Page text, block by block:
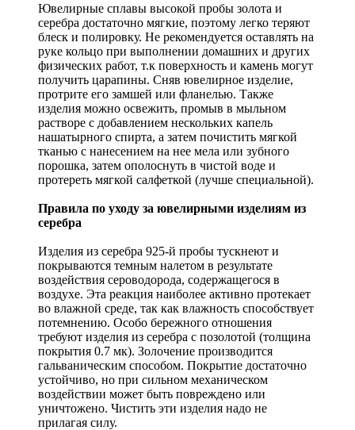
Ювелирные сплавы высокой пробы золота и
серебра достаточно мягкие, поэтому легко теряют
блеск и полировку. Не рекомендуется оставлять на
руке кольцо при выполнении домашних и других
физических работ, т.к поверхность и камень могут
получить царапины. Сняв ювелирное изделие,
протрите его замшей или фланелью. Также
изделия можно освежить, промыв в мыльном
растворе с добавлением нескольких капель
нашатырного спирта, а затем почистить мягкой
тканью с нанесением на нее мела или зубного
порошка, затем ополоснуть в чистой воде и
протереть мягкой салфеткой (лучше специальной).
Правила по уходу за ювелирными изделиям из
серебра
Изделия из серебра 925-й пробы тускнеют и
покрываются темным налетом в результате
воздействия сероводорода, содержащегося в
воздухе. Эта реакция наиболее активно протекает
во влажной среде, так как влажность способствует
потемнению. Особо бережного отношения
требуют изделия из серебра с позолотой (толщина
покрытия 0.7 мк). Золочение производится
гальваническим способом. Покрытие достаточно
устойчиво, но при сильном механическом
воздействии может быть повреждено или
уничтожено. Чистить эти изделия надо не
прилагая силу.